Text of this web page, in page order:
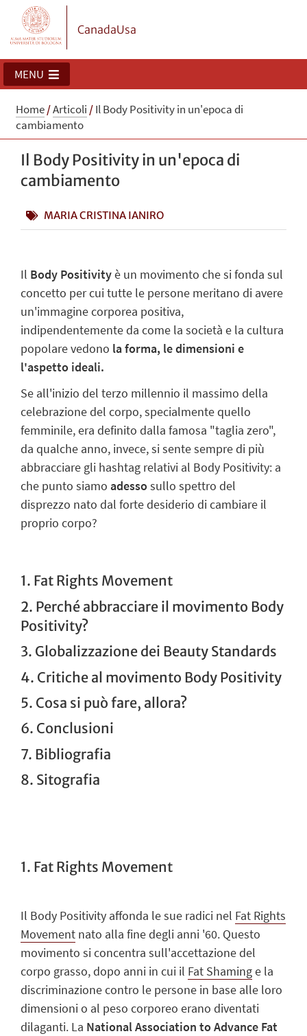
CanadaUsa
MENU
Home/Articoli /Il Body Positivity in un'epoca di
cambiamento
Il Body Positivity in un'epoca di
cambiamento
MARIA CRISTINA IANIRO
Il Body Positivityè un movimento chesi fonda sul
concetto per cui tutte le persone meritano di avere
un'immagine corporea positiva,
indipendentemente da come la società e la cultura
popolare vedono laforma, le dimensioni e
l'aspetto ideali.
Se all'inizio del terzo millennio il massimo della
celebrazione del corpo, specialmente quello
femminile, era definito dalla famosa "taglia zero",
da qualche anno, invece, si sente sempre di più
abbracciare gli hashtag relativi al Body Positivity: a
che punto siamo adessosullo spettro del
disprezzo nato dal forte desiderio di cambiare il
proprio corpo?
1. Fat Rights Movement
2. Perché abbracciare il movimento Body
Positivity?
3. Globalizzazione dei Beauty Standards
4. Critiche al movimento Body Positivity
5. Cosa si può fare, allora?
6. Conclusioni
7. Bibliografia
8. Sitografia
1. Fat Rights Movement
Il Body Positivity affonda le sue radici nel Fat Rights
Movement nato alla fine degli anni '60. Questo
movimento si concentra sull'accettazione del
corpo grasso, dopo anni in cui il Fat Shaminge la
discriminazione contro le persone in base alle loro
dimensioni o al peso corporeo erano diventati
dilaganti. La National Association to Advance Fat